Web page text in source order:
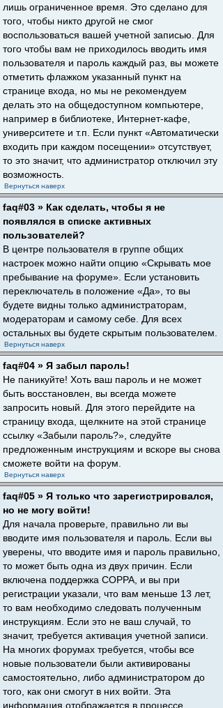
лишь ограниченное время. Это сделано для
того, чтобы никто другой не смог
воспользоваться вашей учетной записью. Для
того чтобы вам не приходилось вводить имя
пользователя и пароль каждый раз, вы можете
отметить флажком указанный пункт на
странице входа, но мы не рекомендуем
делать это на общедоступном компьютере,
например в библиотеке, Интернет-кафе,
университете и т.п. Если пункт «Автоматически
входить при каждом посещении» отсутствует,
то это значит, что администратор отключил эту
возможность.
Вернуться наверх
faq#03 » Как сделать, чтобы я не
появлялся в списке активных
пользователей?
В центре пользователя в группе общих
настроек можно найти опцию «Скрывать мое
пребывание на форуме». Если установить
переключатель в положение «Да», то вы
будете видны только администраторам,
модераторам и самому себе. Для всех
остальных вы будете скрытым пользователем.
Вернуться наверх
faq#04 » Я забыл пароль!
Не паникуйте! Хоть ваш пароль и не может
быть восстановлен, вы всегда можете
запросить новый. Для этого перейдите на
страницу входа, щелкните на этой странице
ссылку «Забыли пароль?», следуйте
предложенным инструкциям и вскоре вы снова
сможете войти на форум.
Вернуться наверх
faq#05 » Я только что зарегистрировался,
но не могу войти!
Для начала проверьте, правильно ли вы
вводите имя пользователя и пароль. Если вы
уверены, что вводите имя и пароль правильно,
то может быть одна из двух причин. Если
включена поддержка COPPA, и вы при
регистрации указали, что вам меньше 13 лет,
то вам необходимо следовать полученным
инструкциям. Если это не ваш случай, то
значит, требуется активация учетной записи.
На многих форумах требуется, чтобы все
новые пользователи были активированы
самостоятельно, либо администратором до
того, как они смогут в них войти. Эта
информация отображается в процессе